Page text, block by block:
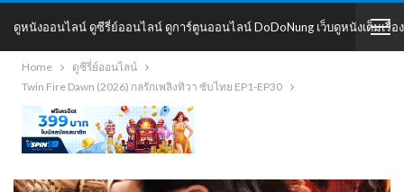
ดูหนังออนไลน์ ดูซีรี่ย์ออนไลน์ ดูการ์ตูนออนไลน์ DoDoNung เว็บดูหนังเต็มเรื่อง
DoDoNung
Home
ดูซีรี่ย์ออนไลน์
Twin Fire Dawn (2026) กลรักเพลิงทิวา ซับไทย EP1-EP30